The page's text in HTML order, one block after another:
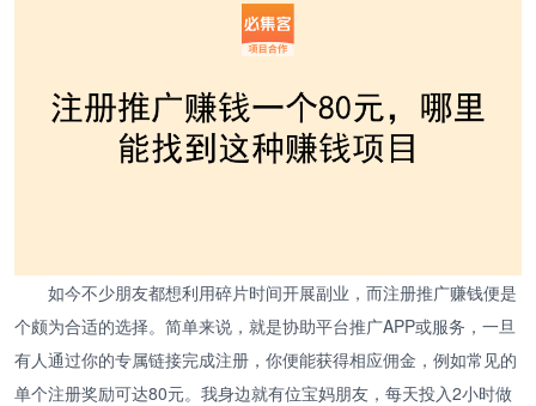
如今不少朋友都想利用碎片时间开展副业，而注册推广赚钱便是
个颇为合适的选择。简单来说，就是协助平台推广APP或服务，一旦
有人通过你的专属链接完成注册，你便能获得相应佣金，例如常见的
单个注册奖励可达80元。我身边就有位宝妈朋友，每天投入2小时做